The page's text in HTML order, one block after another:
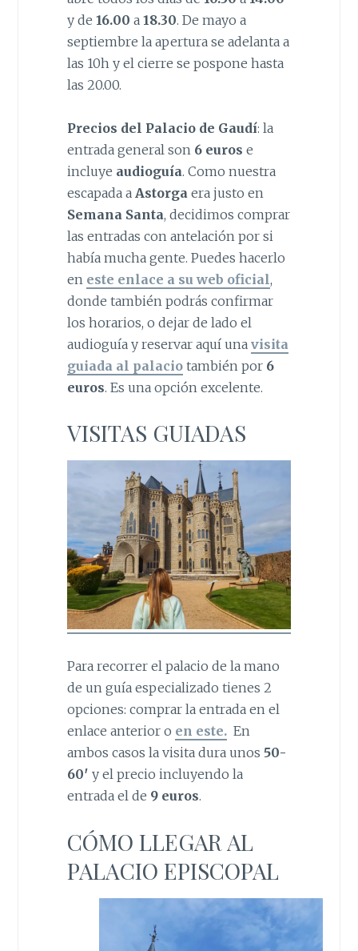
y de 16.00 a 18.30. De mayo a
septiembre la apertura se adelanta a
las 10h y el cierre se pospone hasta
las 20.00.
Precios del Palacio de Gaudí: la
entrada general son 6 euros e
incluye audioguía. Como nuestra
escapada a Astorga era justo en
Semana Santa, decidimos comprar
las entradas con antelación por si
había mucha gente. Puedes hacerlo
en este enlace a su web oficial,
donde también podrás confirmar
los horarios, o dejar de lado el
audioguía y reservar aquí una visita
guiada al palaciotambién por6
euros. Es una opción excelente.
VISITAS GUIADAS
Para recorrer el palacio de la mano
de un guía especializado tienes 2
opciones: comprar la entrada en el
enlace anterior o en este.En
ambos casos la visita dura unos 50-
60′ y el precio incluyendo la
entrada el de 9 euros.
CÓMO LLEGAR AL
PALACIO EPISCOPAL